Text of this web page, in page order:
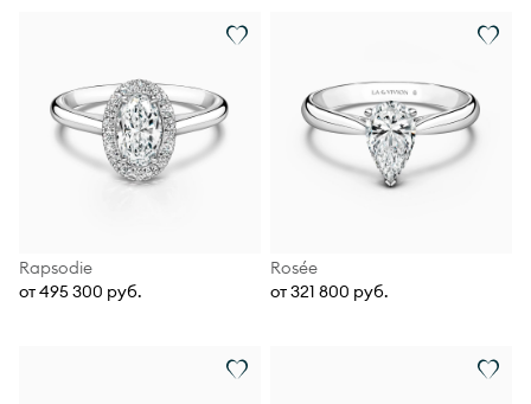
Rapsodie
от 495 300 руб.
Rosée
от 321 800 руб.